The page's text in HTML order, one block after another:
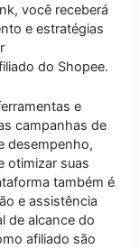
você receberá
e estratégias
do Shopee.
e
campanhas de
desempenho,
otimizar suas
também é
e assistência
de alcance do
afiliado são